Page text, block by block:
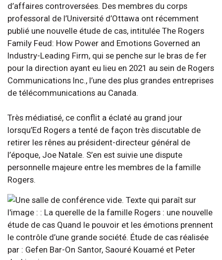
d’affaires controversées. Des membres du corps
professoral de l’Université d’Ottawa ont récemment
publié une nouvelle étude de cas, intitulée The Rogers
Family Feud: How Power and Emotions Governed an
Industry-Leading Firm, qui se penche sur le bras de fer
pour la direction ayant eu lieu en 2021 au sein de Rogers
Communications Inc., l’une des plus grandes entreprises
de télécommunications au Canada.
Très médiatisé, ce conflit a éclaté au grand jour
lorsqu’Ed Rogers a tenté de façon très discutable de
retirer les rênes au président-directeur général de
l’époque, Joe Natale. S’en est suivie une dispute
personnelle majeure entre les membres de la famille
Rogers.